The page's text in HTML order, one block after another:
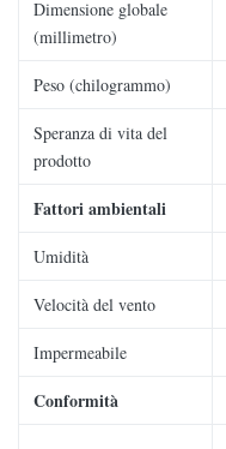
Dimensione globale
(millimetro)
Peso (chilogrammo)
Speranza di vita del
prodotto
Fattori ambientali
Umidità
Velocità del vento
Impermeabile
Conformità